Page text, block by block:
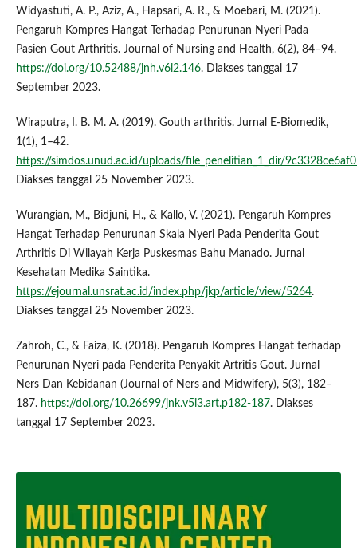
Widyastuti, A. P., Aziz, A., Hapsari, A. R., & Moebari, M. (2021).
Pengaruh Kompres Hangat Terhadap Penurunan Nyeri Pada
Pasien Gout Arthritis. Journal of Nursing and Health, 6(2), 84–94.
https://doi.org/10.52488/jnh.v6i2.146. Diakses tanggal 17
September 2023.
Wiraputra, I. B. M. A. (2019). Gouth arthritis. Jurnal E-Biomedik,
1(1), 1–42.
https://simdos.unud.ac.id/uploads/file_penelitian_1_dir/
Diakses tanggal 25 November 2023.
Wurangian, M., Bidjuni, H., & Kallo, V. (2021). Pengaruh Kompres
Hangat Terhadap Penurunan Skala Nyeri Pada Penderita Gout
Arthritis Di Wilayah Kerja Puskesmas Bahu Manado. Jurnal
Kesehatan Medika Saintika.
https://ejournal.unsrat.ac.id/index.php/jkp/article/view/5264.
Diakses tanggal 25 November 2023.
Zahroh, C., & Faiza, K. (2018). Pengaruh Kompres Hangat terhadap
Penurunan Nyeri pada Penderita Penyakit Artritis Gout. Jurnal
Ners Dan Kebidanan (Journal of Ners and Midwifery), 5(3), 182–
187. https://doi.org/10.26699/jnk.v5i3.art.p182-187. Diakses
tanggal 17 September 2023.